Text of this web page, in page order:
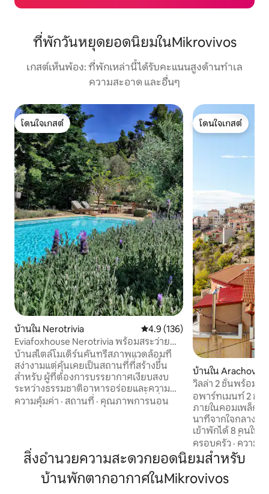
ที่พักวันหยุดยอดนิยมในMikrovivos
เกสต์เห็นพ้อง: ที่พักเหล่านี้ได้รับคะแนนสูงด้านทำเล
ความสะอาด และอื่นๆ
โดนใจเกสต์
โดนใจเกสต์
บ้านใน Nerotrivia คะแนนเฉลี่ย 4.9 จาก 5, 136 รีวิว
4.9 (136)
Eviafoxhouse Nerotrivia พร้อมสระว่ายน้ำ
ส่วนตัววิวทะเล
บ้านสไตล์โมเดิร์นคันทรีสภาพแวดล้อมที่
สง่างามแต่คุ้นเคยเป็นสถานที่ที่สร้างขึ้น
สำหรับ ผู้ที่ต้องการบรรยากาศเงียบสงบ
ระหว่างธรรมชาติอาหารอร่อยและความ
สวยงาม เกาะเอเวียเป็นทางเลือกที่ดีที่สุด
สำหรับผู้ที่ต้องการเพลิดเพลินกับการพัก
บินเอเธนส์ 130 กม. พื้นที่กลางแจ้งส่วนตัว
ขนาดใหญ่พร้อมสระว่ายน้ำส่วนตัวและสวน
ใช้ชีวิตในประสบการณ์ที่ไม่เหมือนใคร
ความคุ้มค่า · สถานที่ · คุณภาพการนอน
โดนใจเกสต์
โดนใจเกสต์
บ้านใน Arachova
วิลล่า 2 ชั้นพร้อมวิ
อพาร์ทเมนท์ 2 ชั้น
ภายในคอมเพล็กซ์ “
นาทีจากใจกลางอะราโชว
เข้าพักได้ 8 คนใน
พร้อมห้องน้ำในตัว
เติม● 1 คนสามาร
เล่นที่ชั้นล่างได้ ห้อ
พร้อมเตาผิง ห้อง
ห้องครัวที่มีอุปกร
ครอบครัว · ความคุ้
สิ่งอำนวยความสะดวกยอดนิยมสำหรับ
บ้านพักตากอากาศในMikrovivos